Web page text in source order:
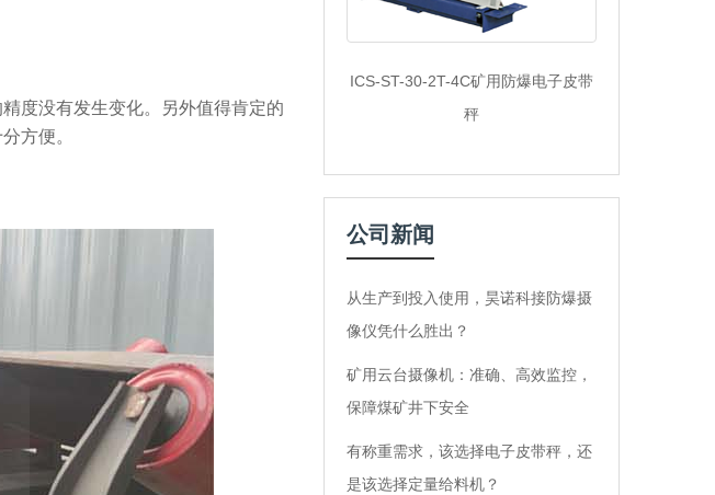
度没有发生变化。另外值得肯定的
方便。
ICS-ST-30-2T-4C矿用防爆电子皮带
秤
公司新闻
从生产到投入使用，昊诺科接防爆摄
像仪凭什么胜出？
矿用云台摄像机：准确、高效监控，
保障煤矿井下安全
有称重需求，该选择电子皮带秤，还
是该选择定量给料机？